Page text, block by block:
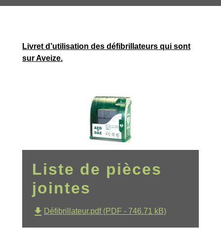
Livret d’utilisation des défibrillateurs qui sont
sur Aveize.
Liste de pièces
jointes
file_download Défibrillateur.pdf (PDF - 746.71 kB)